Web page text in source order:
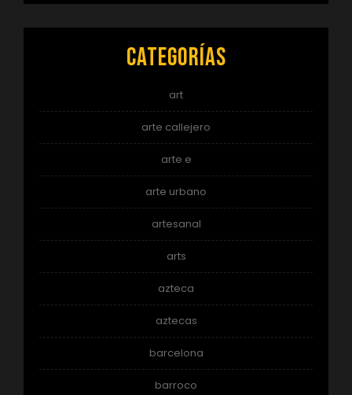
Categorías
art
arte callejero
arte e
arte urbano
artesanal
arts
azteca
aztecas
barcelona
barroco